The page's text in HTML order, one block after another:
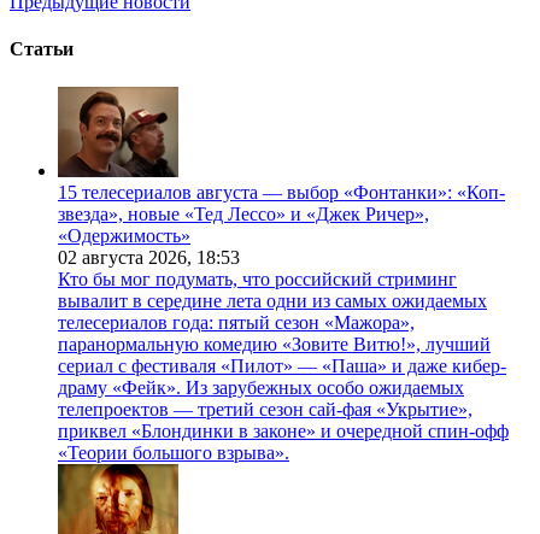
Статьи
15 телесериалов августа — выбор «Фонтанки»: «Коп-
звезда», новые «Тед Лессо» и «Джек Ричер»,
«Одержимость»
02 августа 2026, 18:53
Кто бы мог подумать, что российский стриминг
вывалит в середине лета одни из самых ожидаемых
телесериалов года: пятый сезон «Мажора»,
паранормальную комедию «Зовите Витю!», лучший
сериал с фестиваля «Пилот» — «Паша» и даже кибер-
драму «Фейк». Из зарубежных особо ожидаемых
телепроектов — третий сезон сай-фая «Укрытие»,
приквел «Блондинки в законе» и очередной спин-офф
«Теории большого взрыва».